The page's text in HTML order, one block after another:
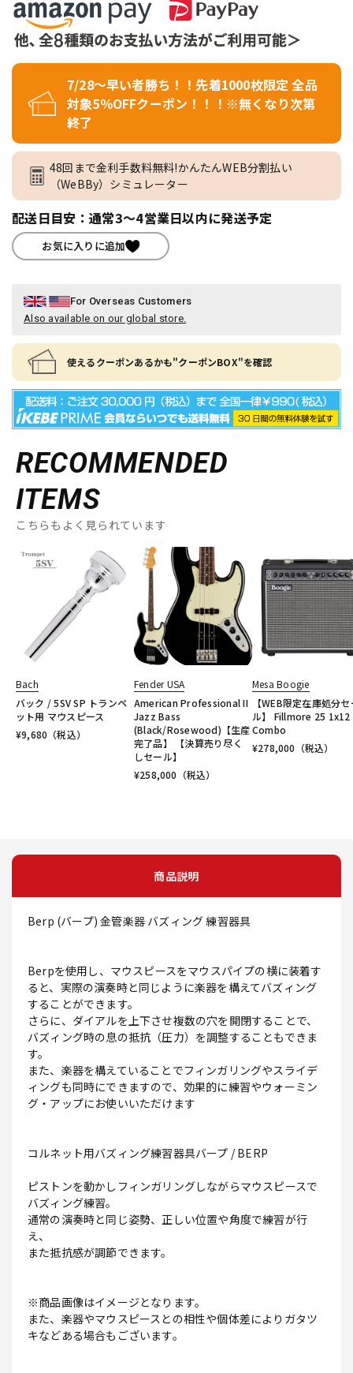
7/28～早い者勝ち！！先着1000枚限定 全品
対象5％OFFクーポン！！！※無くなり次第
終了
48回まで金利手数料無料!かんたんWEB分割払い
（WeBBy）シミュレーター
配送日目安：通常3～4営業日以内に発送予定
お気に入りに追加
For Overseas Customers
Also available on our global store.
使えるクーポンあるかも"クーポンBOX"を確認
RECOMMENDED
ITEMS
こちらもよく見られています
Bach
バック / 5SV SP トランペ
ット用 マウスピース
¥9,680 （税込）
Fender USA
American Professional II
Jazz Bass
(Black/Rosewood)【生産
完了品】 【決算売り尽く
しセール】
¥258,000 （税込）
Mesa Boogie
【WEB限定在庫処分
ル】 Fillmore 25 1x12
Combo
¥278,000 （税込）
商品説明
Berp (バープ) 金管楽器 バズィング 練習器具
Berpを使用し、マウスピースをマウスパイプの横に装着す
ると、実際の演奏時と同じように楽器を構えてバズィング
することができます。
さらに、ダイアルを上下させ複数の穴を開閉することで、
バズィング時の息の抵抗（圧力）を調整することもできま
す。
また、楽器を構えていることでフィンガリングやスライデ
ィングも同時にできますので、効果的に練習やウォーミン
グ・アップにお使いいただけます
コルネット用バズィング練習器具バープ / BERP
ピストンを動かしフィンガリングしながらマウスピースで
バズィング練習。
通常の演奏時と同じ姿勢、正しい位置や角度で練習が行
え、
また抵抗感が調節できます。
※商品画像はイメージとなります。
また、楽器やマウスピースとの相性や個体差によりガタツ
キなどある場合もございます。